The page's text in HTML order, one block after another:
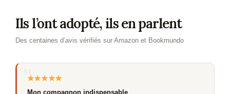
Ils l’ont adopté, ils en parlent
Des centaines d’avis vérifiés sur Amazon et Bookmundo
Mon compagnon indispensable